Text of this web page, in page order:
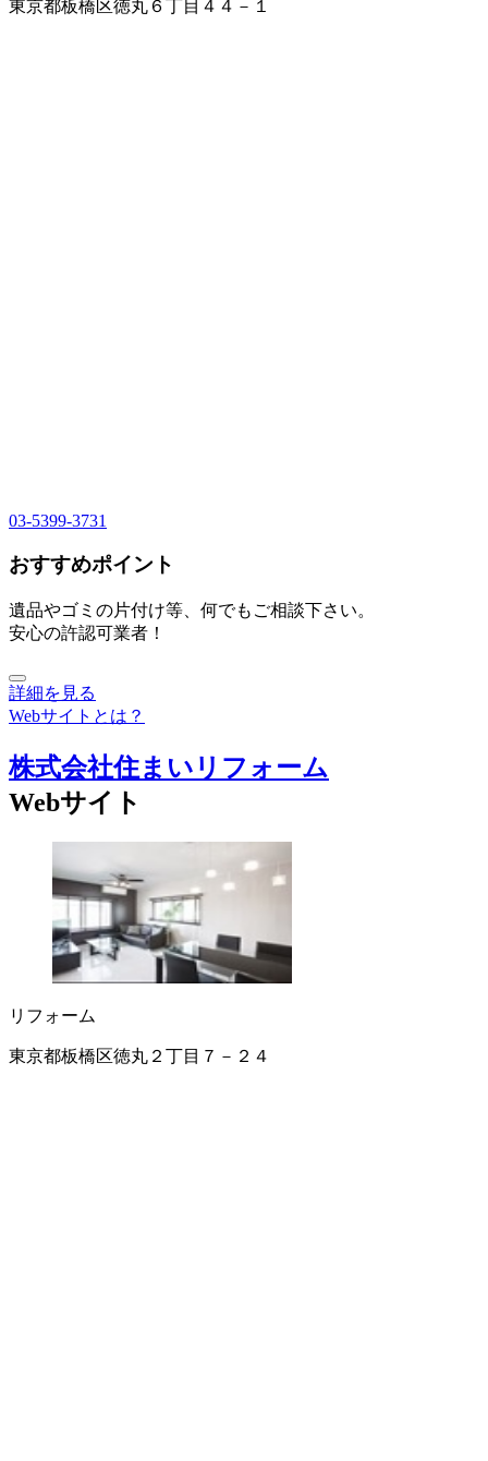
東京都板橋区徳丸６丁目４４－１
03-5399-3731
おすすめポイント
遺品やゴミの片付け等、何でもご相談下さい。
安心の許認可業者！
詳細を見る
Webサイトとは？
株式会社住まいリフォーム
Webサイト
リフォーム
東京都板橋区徳丸２丁目７－２４